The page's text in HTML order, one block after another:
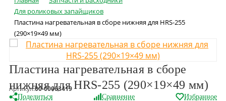
Для роликовых запайщиков
Пластина нагревательная в сборе нижняя для HRS-255
(290×19×49 мм)
Пластина нагревательная в сборе
нижняя для HRS-255 (290×19×49 мм)
Артикул:00-00003419
Поделиться Сравнение
Избранное